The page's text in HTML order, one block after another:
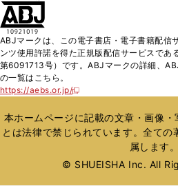
ABJマークは、この電子書店・電子書籍配信
ンツ使用許諾を得た正規版配信サービスであ
第6091713号）です。ABJマークの詳細、
の一覧はこちら。
https://aebs.or.jp/
新
い
ウ
ィ
ウ
本ホームページに記載の文章・画像・
とは法律で禁じられています。全て
属します。
© SHUEISHA Inc. All